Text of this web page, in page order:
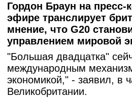
Гордон Браун на
эфире транслирует
мнение, что G20
управлением мировой
"Большая двадцатка"
международным
экономикой," - заявил, в
Великобритании.